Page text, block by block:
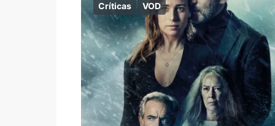
Críticas VOD